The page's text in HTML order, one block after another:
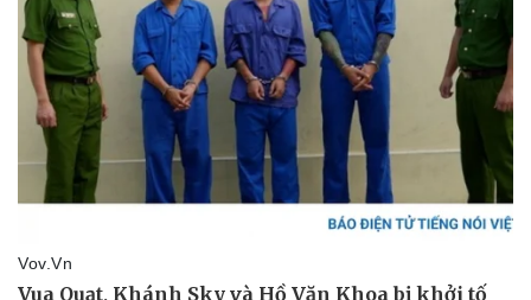
Văn hóa
Sân khấu - Điện ảnh
Văn học
Âm nhạc
Giải trí
Nghệ sĩ
Thời trang
Sao Việt